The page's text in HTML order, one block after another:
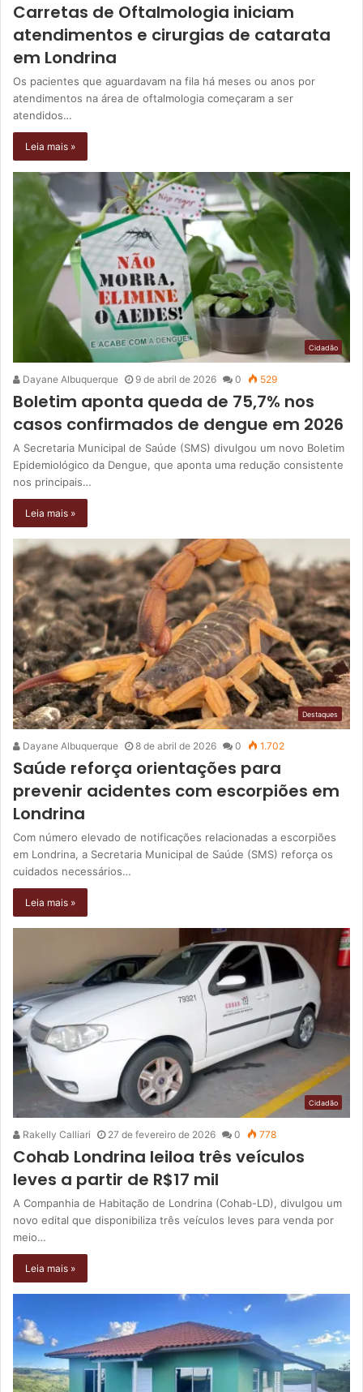
Carretas de Oftalmologia iniciam
atendimentos e cirurgias de catarata
em Londrina
Os pacientes que aguardavam na fila há meses ou anos por
atendimentos na área de oftalmologia começaram a ser
atendidos…
Leia mais »
Cidadão
Dayane Albuquerque 9 de abril de 2026 0 529
Boletim aponta queda de 75,7% nos
casos confirmados de dengue em 2026
A Secretaria Municipal de Saúde (SMS) divulgou um novo Boletim
Epidemiológico da Dengue, que aponta uma redução consistente
nos principais…
Leia mais »
Destaques
Dayane Albuquerque 8 de abril de 2026 0 1.702
Saúde reforça orientações para
prevenir acidentes com escorpiões em
Londrina
Com número elevado de notificações relacionadas a escorpiões
em Londrina, a Secretaria Municipal de Saúde (SMS) reforça os
cuidados necessários…
Leia mais »
Cidadão
Rakelly Calliari 27 de fevereiro de 2026 0 778
Cohab Londrina leiloa três veículos
leves a partir de R$17 mil
A Companhia de Habitação de Londrina (Cohab-LD), divulgou um
novo edital que disponibiliza três veículos leves para venda por
meio…
Leia mais »